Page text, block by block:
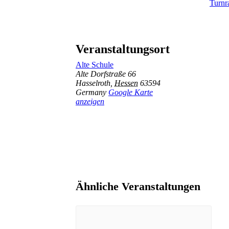
Veranstaltungsort
Alte Schule
Alte Dorfstraße 66
Hasselroth Hessen 63594
Germany Google Karte
anzeigen
Ähnliche Veranstaltungen